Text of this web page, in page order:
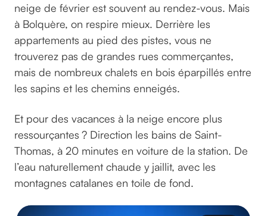
neige de février est souvent au rendez-vous. Mais
à Bolquère, on respire mieux. Derrière les
appartements au pied des pistes, vous ne
trouverez pas de grandes rues commerçantes,
mais de nombreux chalets en bois éparpillés entre
les sapins et les chemins enneigés.
Et pour des vacances à la neige encore plus
ressourçantes ? Direction les bains de Saint-
Thomas, à 20 minutes en voiture de la station. De
l’eau naturellement chaude y jaillit, avec les
montagnes catalanes en toile de fond.